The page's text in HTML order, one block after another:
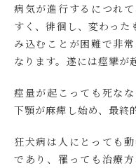
病気が進行するにつれ
すく、徘徊し、変わった
み込むことが困難で非
なります。遂には痙攣が
痙量が起こっても死な
下顎が麻痺し始め、最終
狂犬病は人にとっても
であり、罹っても治療